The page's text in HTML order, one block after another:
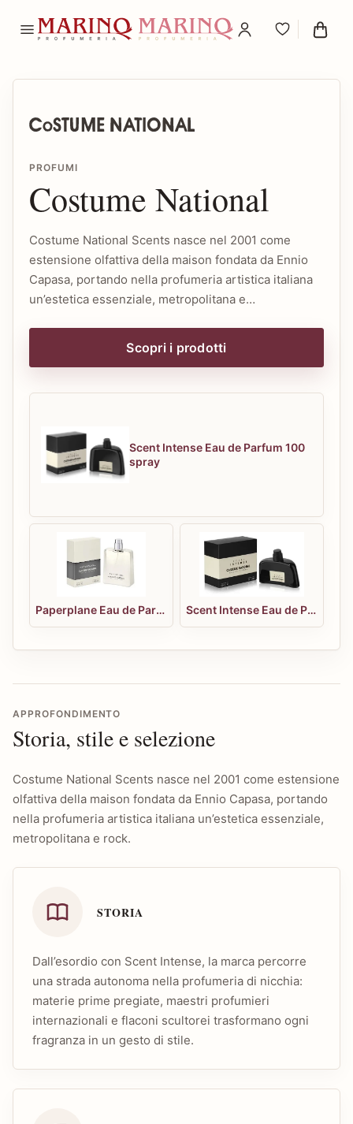
PROFUMI
Costume National
Costume National Scents nasce nel 2001 come
estensione olfattiva della maison fondata da Ennio
Capasa, portando nella profumeria artistica italiana
un’estetica essenziale, metropolitana e…
Scopri i prodotti
Scent Intense Eau de Parfum 100
spray
Paperplane Eau de Parfum 50 spray Scent Intense Eau de Parfum 50 spray
APPROFONDIMENTO
Storia, stile e selezione
Costume National Scents nasce nel 2001 come estensione
olfattiva della maison fondata da Ennio Capasa, portando
nella profumeria artistica italiana un’estetica essenziale,
metropolitana e rock.
STORIA
Dall’esordio con Scent Intense, la marca percorre
una strada autonoma nella profumeria di nicchia:
materie prime pregiate, maestri profumieri
internazionali e flaconi scultorei trasformano ogni
fragranza in un gesto di stile.